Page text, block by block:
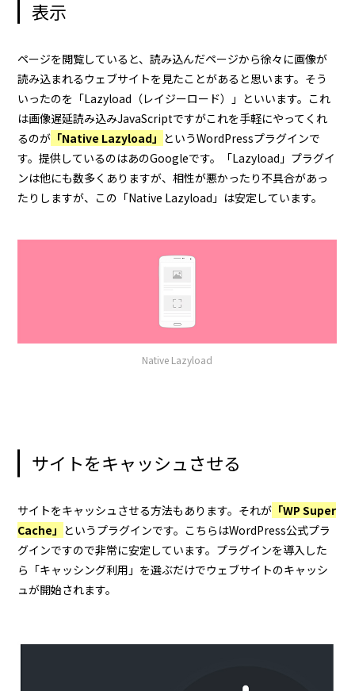
表示
ページを閲覧していると、読み込んだページから徐々に画像が
読み込まれるウェブサイトを見たことがあると思います。そう
いったのを「Lazyload（レイジーロード）」といいます。これ
は画像遅延読み込みJavaScriptですがこれを手軽にやってくれ
るのが 「Native Lazyload」 というWordPressプラグインで
す。提供しているのはあのGoogleです。「Lazyload」プラグイ
ンは他にも数多くありますが、相性が悪かったり不具合があっ
たりしますが、この「Native Lazyload」は安定しています。
Native Lazyload
サイトをキャッシュさせる
サイトをキャッシュさせる方法もあります。それが 「WP Super
Cache」 というプラグインです。こちらはWordPress公式プラ
グインですので非常に安定しています。プラグインを導入した
ら「キャッシング利用」を選ぶだけでウェブサイトのキャッシ
ュが開始されます。